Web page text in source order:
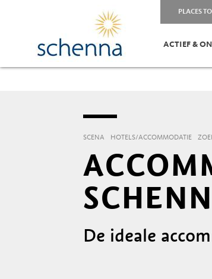
PLACES
ACTIEF &
SCENA HOTELS/ACCOMMODATIE
De ideale